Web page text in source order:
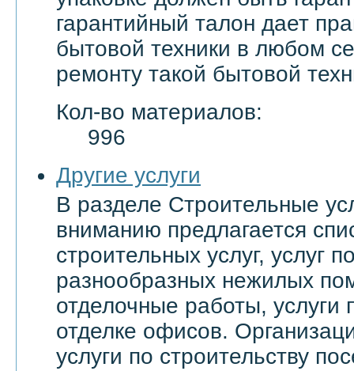
гарантийный талон дает
бытовой техники в любом
ремонту такой бытовой
Кол-во материалов:
996
Другие услуги
В разделе Строительные
вниманию предлагается
строительных услуг, услуг
разнообразных нежилых
отделочные работы, услуги
отделке офисов.
услуги по строительству